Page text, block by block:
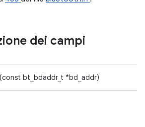
dei campi
bt_bdaddr_t *bd_addr)